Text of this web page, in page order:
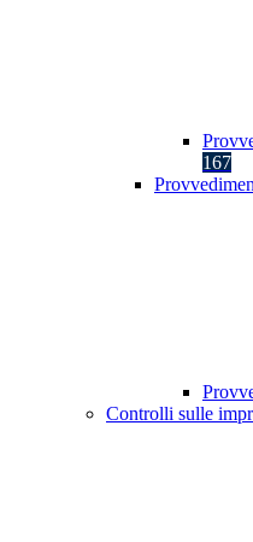
167
Controlli sulle